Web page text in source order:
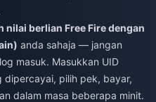
nilai berlian Free Fire dengan
anda sahaja — jangan
masuk. Masukkan UID
pilih pek, bayar,
dalam masa beberapa minit.